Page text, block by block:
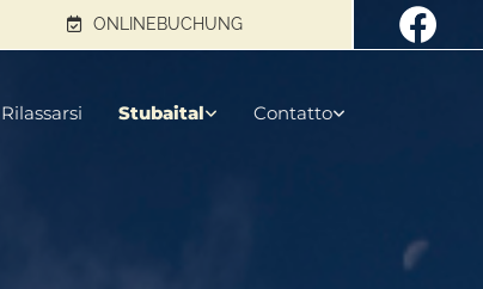
ONLINEBUCHUNG
Rilassarsi Stubaital Contatto